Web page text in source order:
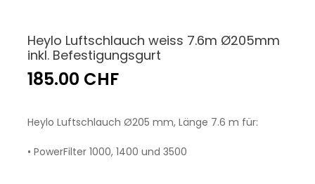
Heylo Luftschlauch weiss 7.6m Ø205mm
inkl. Befestigungsgurt
185.00 CHF
Heylo Luftschlauch Ø205 mm, Länge 7.6 m für:
• PowerFilter 1000, 1400 und 3500